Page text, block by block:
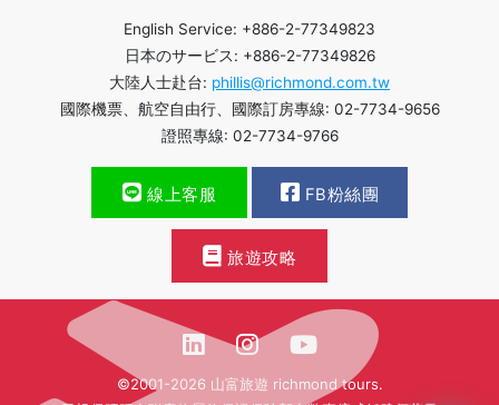
English Service: +886-2-77349823
日本のサービス: +886-2-77349826
大陸人士赴台: phillis@richmond.com.tw
國際機票、航空自由行、國際訂房專線: 02-7734-9656
證照專線: 02-7734-9766
線上客服 FB粉絲團
旅遊攻略
©2001-2026 山富旅遊 richmond tours.